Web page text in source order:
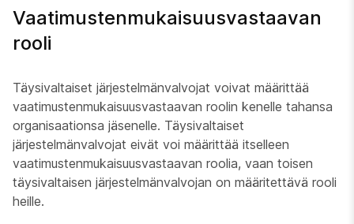
Vaatimustenmukaisuusvastaavan
rooli
Täysivaltaiset järjestelmänvalvojat voivat määrittää
vaatimustenmukaisuusvastaavan roolin kenelle tahansa
organisaationsa jäsenelle. Täysivaltaiset
järjestelmänvalvojat eivät voi määrittää itselleen
vaatimustenmukaisuusvastaavan roolia, vaan toisen
täysivaltaisen järjestelmänvalvojan on määritettävä rooli
heille.